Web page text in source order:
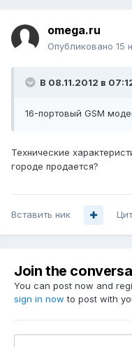
omega.ru
Опубликовано 15
В 08.11.2012 в
16-портовый GSM
Технические
городе продается?
Вставить ник
Join the
You can post now and
sign in now to post with